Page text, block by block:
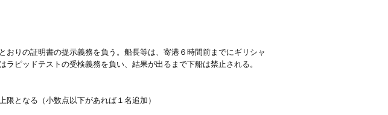
りの証明書の提示義務を負う。船長等は、寄港６時間前までにギリシャ
ピッドテストの受検義務を負い、結果が出るまで下船は禁止される。
となる（小数点以下があれば１名追加）